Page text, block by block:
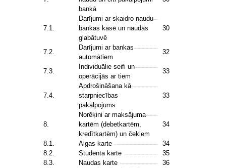
bankā
7.1.
Darījumi ar skaidro naudu
bankas kasē un naudas
glabātuvē
30
7.2.
Darījumi ar bankas
automātiem
32
7.3.
Individuālie seifi un
operācijās ar tiem
33
7.4.
Apdrošināšana kā
starpniecības
pakalpojums
33
8.
Norēķini ar maksājuma
kartēm (debetkartēm,
kredītkartēm) un čekiem
34
8.1. Algas karte
34
8.2.
Studenta karte
35
8.3.
Naudas karte
36